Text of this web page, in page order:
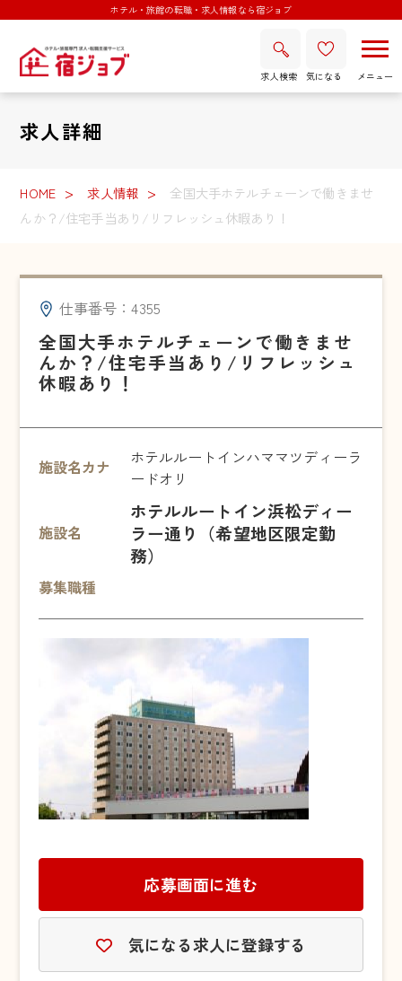
ホテル・旅館の転職・求人情報なら宿ジョブ
求人検索 気になる
求人詳細
HOME 求人情報
全国大手ホテルチェーンで働きませ
んか？/住宅手当あり/リフレッシュ休暇あり！
仕事番号：4355
全国大手ホテルチェーンで働きませ
んか？/住宅手当あり/リフレッシュ
休暇あり！
施設名カナ
ホテルルートインハママツディーラ
ードオリ
施設名
ホテルルートイン浜松ディー
ラー通り（希望地区限定勤
務）
募集職種
応募画面に進む
気になる求人に登録する